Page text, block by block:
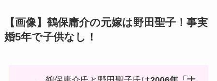
【画像】鶴保庸介の元嫁は野田聖子！事実
婚5年で子供なし！